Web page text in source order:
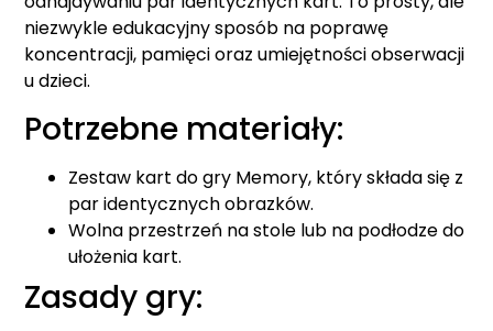
niezwykle edukacyjny sposób na poprawę
koncentracji, pamięci oraz umiejętności obserwacji
u dzieci.
Potrzebne materiały:
Zestaw kart do gry Memory, który składa się z
par identycznych obrazków.
Wolna przestrzeń na stole lub na podłodze do
ułożenia kart.
Zasady gry: